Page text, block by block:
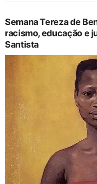
Semana Tereza de
racismo, educação e
Santista